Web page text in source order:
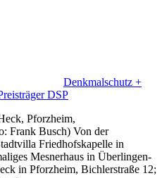
Denkmalschutz +
DSP
Pforzheim,
Frank Busch) Von der
Friedhofskapelle in
Mesnerhaus in Überlingen-
in Pforzheim, Bichlerstraße 12;